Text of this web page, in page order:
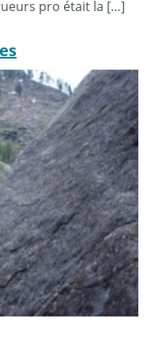
pro était la […]